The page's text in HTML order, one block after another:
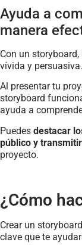
Ayuda a
manera
Con un
vívida y persuasiva.
Al presentar tu
storyboard
ayuda a
Puedes destacar
público y
proyecto.
¿Cómo
Crear un
clave que te